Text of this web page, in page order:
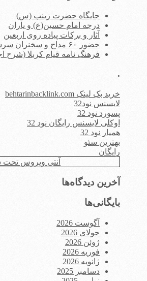
جایگاه حضرت زینب (س)
درجه امام حسین(ع) و یاران
آثار و برکات پیاده روی اربعین
حضور ۶۰ مداح و سخنران سرشناس در اربعین امسال
فرهنگ نامه قیام کربلا (شرح
.
خرید بک لینک behtarinbacklink.com
لایسنس نود32
پسورد نود 32
اوکلی لایسنس رایگان نود 32
همیار نود 32
بهترین سئو
رایگان
آنتی ویروس تحت
آخرین دیدگاه‌ها
بایگانی‌ها
آگوست 2026
جولای 2026
ژوئن 2026
فوریه 2026
ژانویه 2026
دسامبر 2025